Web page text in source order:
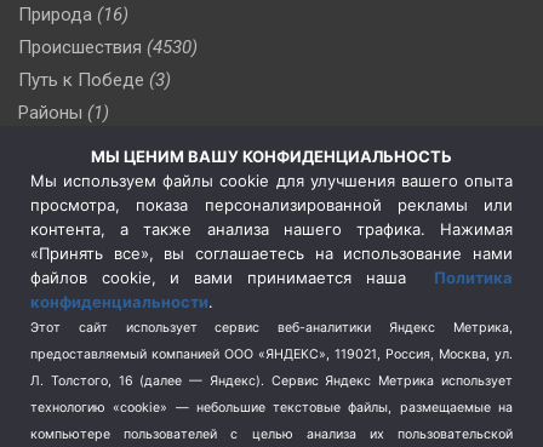
Природа (16)
Происшествия (4530)
Путь к Победе (3)
Районы (1)
(510)
Сельское хозяйство (3)
Социальная политика
(3)
Спецоперация в Украине
Спецоперация на Украине
(404)
Спорт (740)
Терроризм (1)
Транспорт (262)
Туризм (178)
МЫ ЦЕНИМ ВАШУ КОНФИДЕНЦИАЛЬНОСТЬ
Мы используем файлы cookie для улучшения вашего опыта
просмотра, показа персонализированной рекламы или
контента, а также анализа нашего трафика. Нажимая
«Принять все», вы соглашаетесь на использование нами
файлов cookie, и вами принимается наша Политика
конфиденциальности.
Этот сайт использует сервис веб-аналитики Яндекс Метрика,
предоставляемый компанией ООО «ЯНДЕКС», 119021, Россия, Москва, ул.
Л. Толстого, 16 (далее — Яндекс). Сервис Яндекс Метрика использует
технологию «cookie» — небольшие текстовые файлы, размещаемые на
компьютере пользователей с целью анализа их пользовательской